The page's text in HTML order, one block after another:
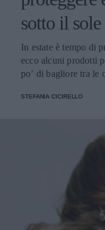
sotto il sole
In estate è tempo di
ecco alcuni prodotti
po’ di bagliore tra le
STEFANIA CICIRELLO